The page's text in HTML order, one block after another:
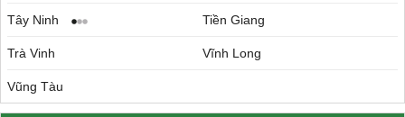
Tây Ninh Tiền Giang
Trà Vinh Vĩnh Long
Vũng Tàu